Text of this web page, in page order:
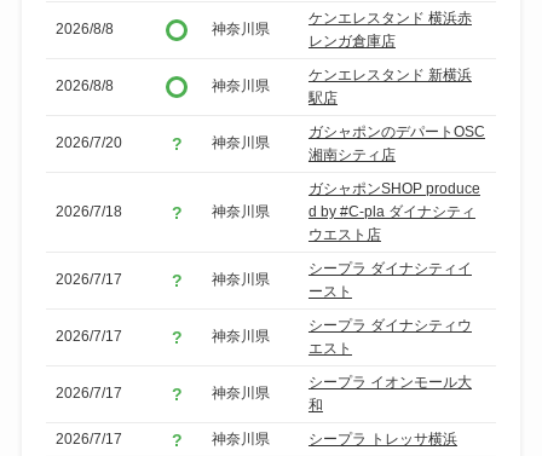
2026/8/8 神奈川県
ケンエレスタンド 横浜赤
レンガ倉庫店
2026/8/8 神奈川県
ケンエレスタンド 新横浜
駅店
2026/7/20 神奈川県
ガシャポンのデパートOSC
湘南シティ店
2026/7/18 神奈川県
ガシャポンSHOP produce
d by #C-pla ダイナシティ
ウエスト店
2026/7/17 神奈川県
シープラ ダイナシティイ
ースト
2026/7/17 神奈川県
シープラ ダイナシティウ
エスト
2026/7/17 神奈川県
シープラ イオンモール大
和
2026/7/17
神奈川県
シープラ トレッサ横浜